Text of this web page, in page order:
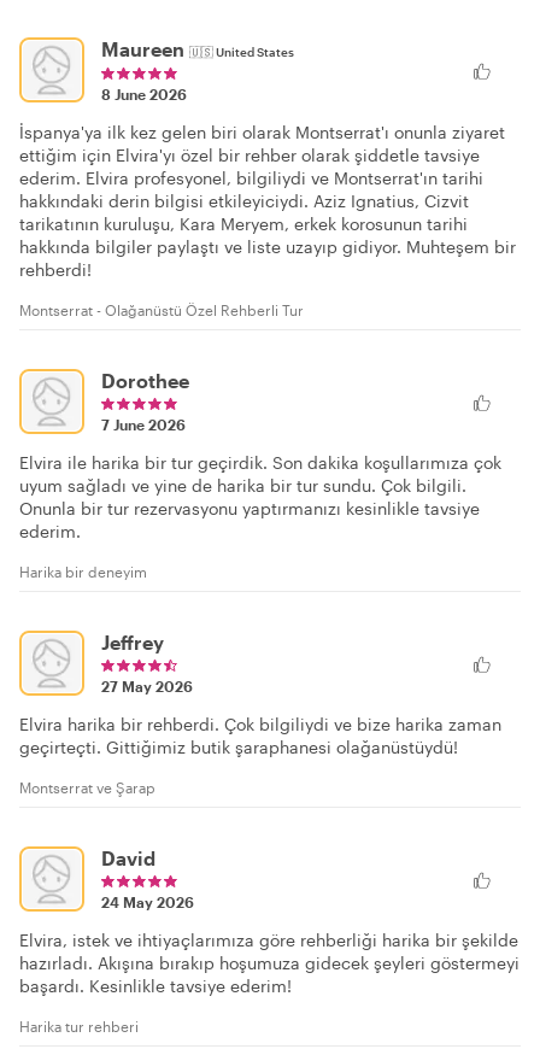
Maureen 🇺🇸United States
8 June 2026
İspanya'ya ilk kez gelen biri olarak Montserrat'ı onunla ziyaret
ettiğim için Elvira'yı özel bir rehber olarak şiddetle tavsiye
ederim. Elvira profesyonel, bilgiliydi ve Montserrat'ın tarihi
hakkındaki derin bilgisi etkileyiciydi. Aziz Ignatius, Cizvit
tarikatının kuruluşu, Kara Meryem, erkek korosunun tarihi
hakkında bilgiler paylaştı ve liste uzayıp gidiyor. Muhteşem bir
rehberdi!
Montserrat - Olağanüstü Özel Rehberli Tur
Dorothee
7 June 2026
Elvira ile harika bir tur geçirdik. Son dakika koşullarımıza çok
uyum sağladı ve yine de harika bir tur sundu. Çok bilgili.
Onunla bir tur rezervasyonu yaptırmanızı kesinlikle tavsiye
ederim.
Harika bir deneyim
Jeffrey
27 May 2026
Elvira harika bir rehberdi. Çok bilgiliydi ve bize harika zaman
geçirteçti. Gittiğimiz butik şaraphanesi olağanüstüydü!
Montserrat ve Şarap
David
24 May 2026
Elvira, istek ve ihtiyaçlarımıza göre rehberliği harika bir şekilde
hazırladı. Akışına bırakıp hoşumuza gidecek şeyleri göstermeyi
başardı. Kesinlikle tavsiye ederim!
Harika tur rehberi